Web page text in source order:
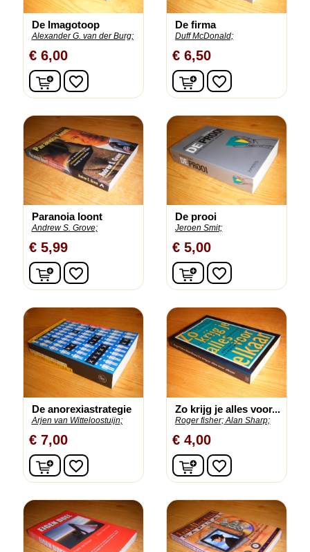
De Imagotoop
Alexander G. van der Burg;
€ 6,00
In winkelwagen
favorite_border
De firma
Duff McDonald;
€ 6,50
In winkelwagen
favorite_border
Paranoia loont
Andrew S. Grove;
€ 5,99
In winkelwagen
favorite_border
De prooi
Jeroen Smit;
€ 5,00
In winkelwagen
favorite_border
De anorexiastrategie
Arjen van Witteloostuijn;
€ 7,00
In winkelwagen
favorite_border
Zo krijg je alles voor...
Roger fisher; Alan Sharp;
€ 4,00
In winkelwagen
favorite_border